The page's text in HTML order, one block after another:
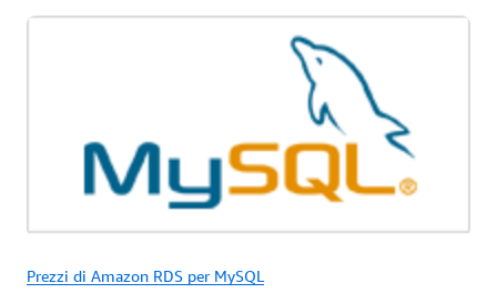
Prezzi di Amazon RDS per MySQL